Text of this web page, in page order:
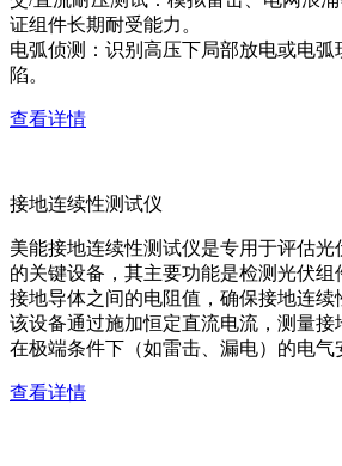
证组件长期耐受能力。
电弧侦测：识别高压下局部放电或电
陷。
查看详情
接地连续性测试仪
美能接地连续性测试仪是专用于评估
的关键设备，其主要功能是检测光伏
接地导体之间的电阻值，确保接地连续
该设备通过施加恒定直流电流，测量
在极端条件下（如雷击、漏电）的电气
查看详情